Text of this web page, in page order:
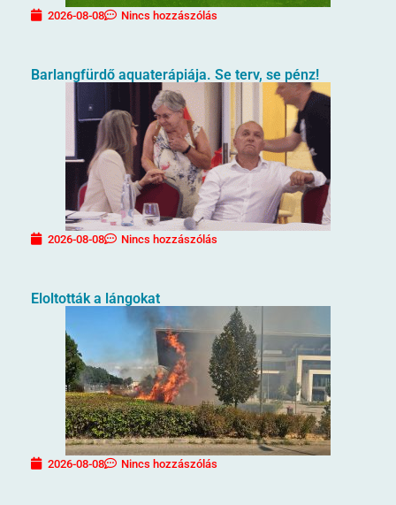
2026-08-08 Nincs hozzászólás
Barlangfürdő aquaterápiája. Se terv, se pénz!
2026-08-08 Nincs hozzászólás
Eloltották a lángokat
2026-08-08 Nincs hozzászólás